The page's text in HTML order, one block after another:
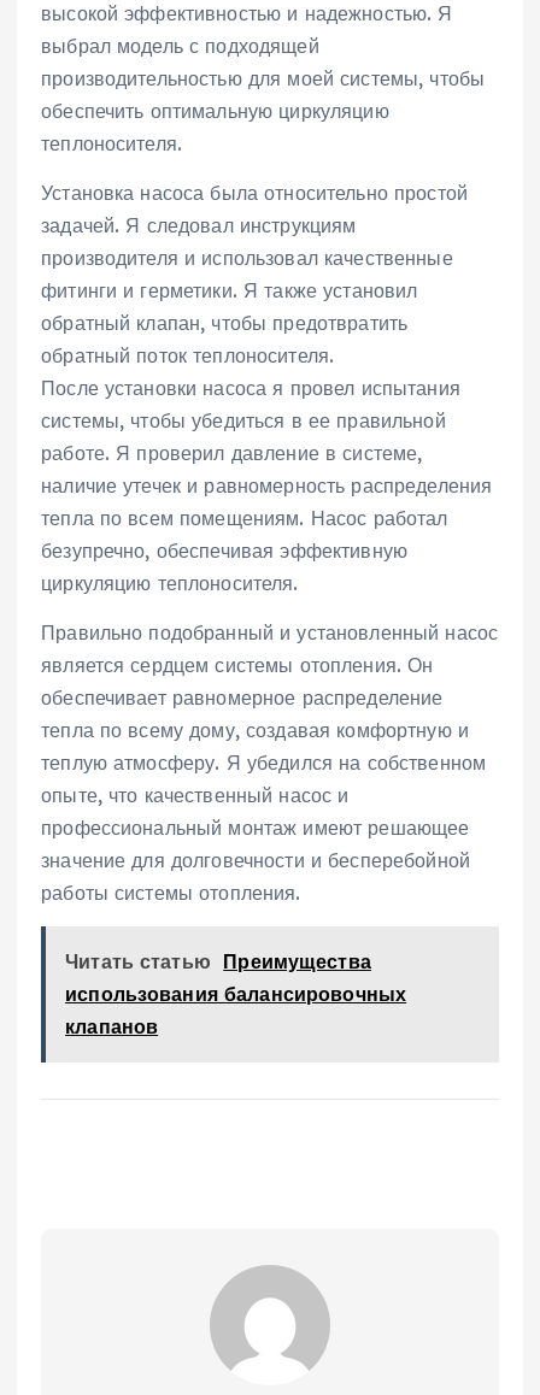
высокой эффективностью и надежностью. Я
выбрал модель с подходящей
производительностью для моей системы, чтобы
обеспечить оптимальную циркуляцию
теплоносителя.
Установка насоса была относительно простой
задачей. Я следовал инструкциям
производителя и использовал качественные
фитинги и герметики. Я также установил
обратный клапан, чтобы предотвратить
обратный поток теплоносителя.
После установки насоса я провел испытания
системы, чтобы убедиться в ее правильной
работе. Я проверил давление в системе,
наличие утечек и равномерность распределения
тепла по всем помещениям. Насос работал
безупречно, обеспечивая эффективную
циркуляцию теплоносителя.
Правильно подобранный и установленный насос
является сердцем системы отопления. Он
обеспечивает равномерное распределение
тепла по всему дому, создавая комфортную и
теплую атмосферу. Я убедился на собственном
опыте, что качественный насос и
профессиональный монтаж имеют решающее
значение для долговечности и бесперебойной
работы системы отопления.
Читать статью Преимущества
использования балансировочных
клапанов